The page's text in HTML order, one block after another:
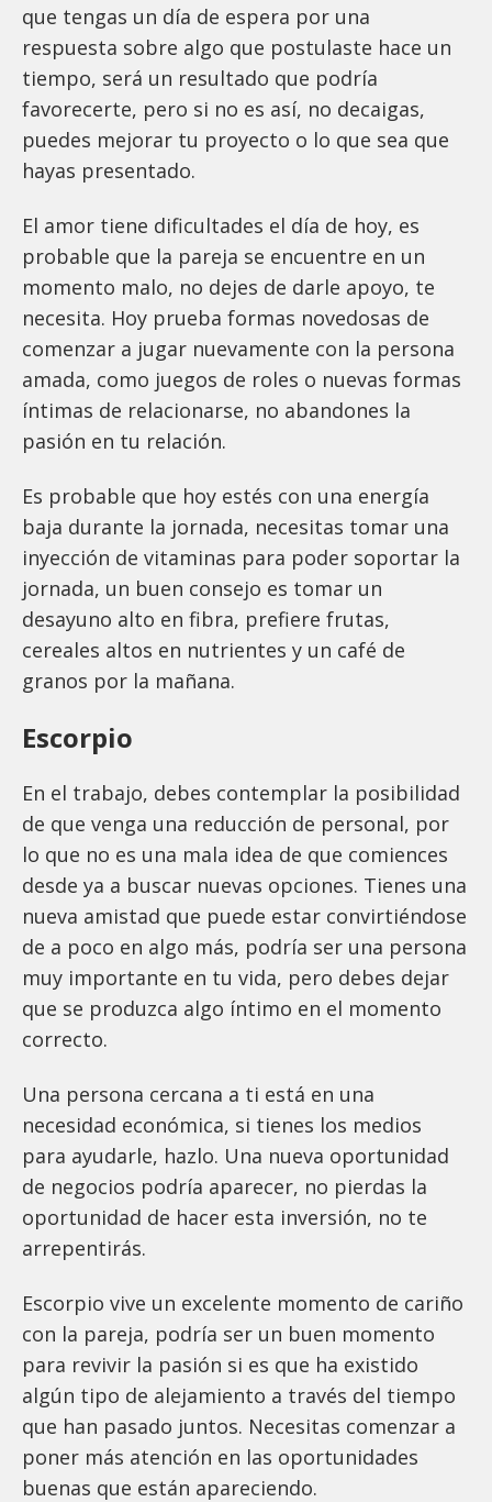
que tengas un día de espera por una
respuesta sobre algo que postulaste hace un
tiempo, será un resultado que podría
favorecerte, pero si no es así, no decaigas,
puedes mejorar tu proyecto o lo que sea que
hayas presentado.
El amor tiene dificultades el día de hoy, es
probable que la pareja se encuentre en un
momento malo, no dejes de darle apoyo, te
necesita. Hoy prueba formas novedosas de
comenzar a jugar nuevamente con la persona
amada, como juegos de roles o nuevas formas
íntimas de relacionarse, no abandones la
pasión en tu relación.
Es probable que hoy estés con una energía
baja durante la jornada, necesitas tomar una
inyección de vitaminas para poder soportar la
jornada, un buen consejo es tomar un
desayuno alto en fibra, prefiere frutas,
cereales altos en nutrientes y un café de
granos por la mañana.
Escorpio
En el trabajo, debes contemplar la posibilidad
de que venga una reducción de personal, por
lo que no es una mala idea de que comiences
desde ya a buscar nuevas opciones. Tienes una
nueva amistad que puede estar convirtiéndose
de a poco en algo más, podría ser una persona
muy importante en tu vida, pero debes dejar
que se produzca algo íntimo en el momento
correcto.
Una persona cercana a ti está en una
necesidad económica, si tienes los medios
para ayudarle, hazlo. Una nueva oportunidad
de negocios podría aparecer, no pierdas la
oportunidad de hacer esta inversión, no te
arrepentirás.
Escorpio vive un excelente momento de cariño
con la pareja, podría ser un buen momento
para revivir la pasión si es que ha existido
algún tipo de alejamiento a través del tiempo
que han pasado juntos. Necesitas comenzar a
poner más atención en las oportunidades
buenas que están apareciendo.